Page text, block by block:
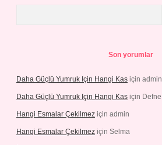
Son yorumlar
Daha Güçlü Yumruk Için Hangi Kas için admin
Daha Güçlü Yumruk Için Hangi Kas için Defne
Hangi Esmalar Çekilmez için admin
Hangi Esmalar Çekilmez için Selma